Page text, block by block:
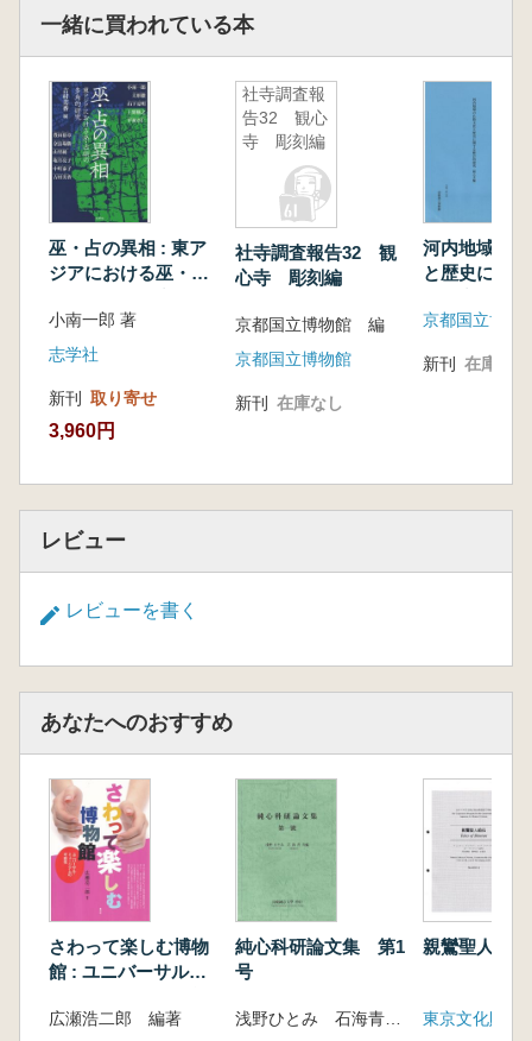
一緒に買われている本
巫・占の異相 : 東ア
ジアにおける巫・占
小南一郎 著
志学社
新刊 取り寄せ
3,960円
社寺調査報
告32 観心
寺 彫刻編
社寺調査報告32 観
心寺 彫刻編
京都国立博物館 編
京都国立博物館
新刊 在庫なし
河内地域の
と歴史に関
京都国立博物
新刊 在庫なし
レビュー
レビューを書く
あなたへのおすすめ
さわって楽しむ博物
館 : ユニバーサル・
性
広瀬浩二郎 編著
純心科研論文集 第1
号
親鸞聖人絵伝
東京文化財研